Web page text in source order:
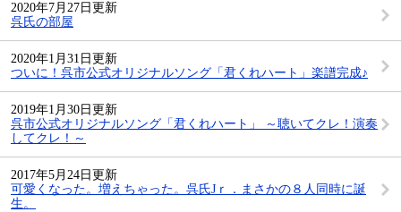
2020年7月27日更新
呉氏の部屋
2020年1月31日更新
ついに！呉市公式オリジナルソング「君くれハート」楽譜完成♪
2019年1月30日更新
呉市公式オリジナルソング「君くれハート」 ～聴いてクレ！演奏
してクレ！～
2017年5月24日更新
可愛くなった。増えちゃった。呉氏Jｒ．まさかの８人同時に誕
生。